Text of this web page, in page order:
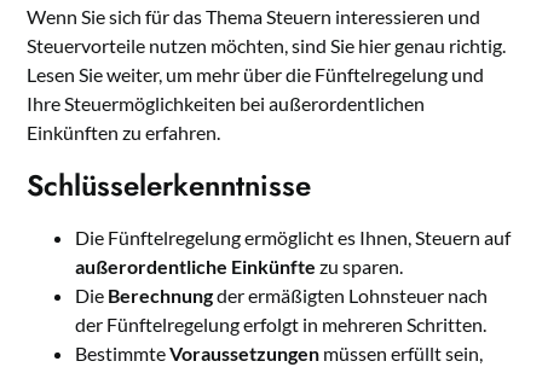
Wenn Sie sich für das Thema Steuern interessieren und
Steuervorteile nutzen möchten, sind Sie hier genau richtig.
Lesen Sie weiter, um mehr über die Fünftelregelung und
Ihre Steuermöglichkeiten bei außerordentlichen
Einkünften zu erfahren.
Schlüsselerkenntnisse
Die Fünftelregelung ermöglicht es Ihnen, Steuern auf
außerordentliche Einkünfte zu sparen.
Die Berechnungder ermäßigten Lohnsteuer nach
der Fünftelregelung erfolgt in mehreren Schritten.
BestimmteVoraussetzungen müssen erfüllt sein,